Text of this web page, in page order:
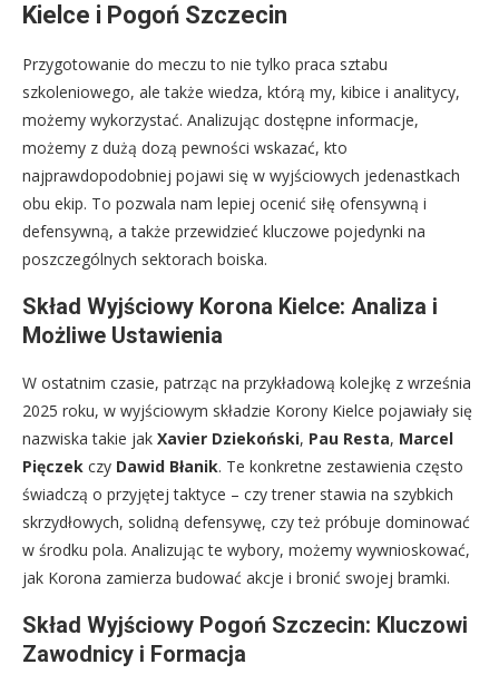
Kielce i Pogoń Szczecin
Przygotowanie do meczu to nie tylko praca sztabu
szkoleniowego, ale także wiedza, którą my, kibice i analitycy,
możemy wykorzystać. Analizując dostępne informacje,
możemy z dużą dozą pewności wskazać, kto
najprawdopodobniej pojawi się w wyjściowych jedenastkach
obu ekip. To pozwala nam lepiej ocenić siłę ofensywną i
defensywną, a także przewidzieć kluczowe pojedynki na
poszczególnych sektorach boiska.
Skład Wyjściowy Korona Kielce: Analiza i
Możliwe Ustawienia
W ostatnim czasie, patrząc na przykładową kolejkę z września
2025 roku, w wyjściowym składzie Korony Kielce pojawiały się
nazwiska takie jak Xavier Dziekoński, Pau Resta, Marcel
Pięczek czy Dawid Błanik. Te konkretne zestawienia często
świadczą o przyjętej taktyce – czy trener stawia na szybkich
skrzydłowych, solidną defensywę, czy też próbuje dominować
w środku pola. Analizując te wybory, możemy wywnioskować,
jak Korona zamierza budować akcje i bronić swojej bramki.
Skład Wyjściowy Pogoń Szczecin: Kluczowi
Zawodnicy i Formacja